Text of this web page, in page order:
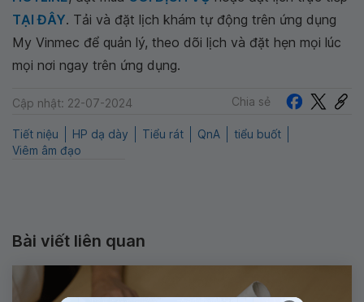
TẠI ĐÂY. Tải và đặt lịch khám tự động trên ứng dụng
My Vinmec để quản lý, theo dõi lịch và đặt hẹn mọi lúc
mọi nơi ngay trên ứng dụng.
Cập nhật: 22-07-2024 Chia sẻ
Tiết niệu HP dạ dày Tiểu rát QnA
tiểu buốt
Viêm âm đạo
Bài viết liên quan